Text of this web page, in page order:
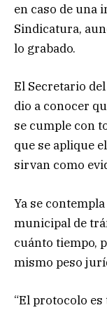
en caso de una
Sindicatura,
lo grabado.
El Secretario
dio a conocer
se cumple con
que se aplique
sirvan como
Ya se
municipal de
cuánto tiempo,
mismo peso
“El protocolo